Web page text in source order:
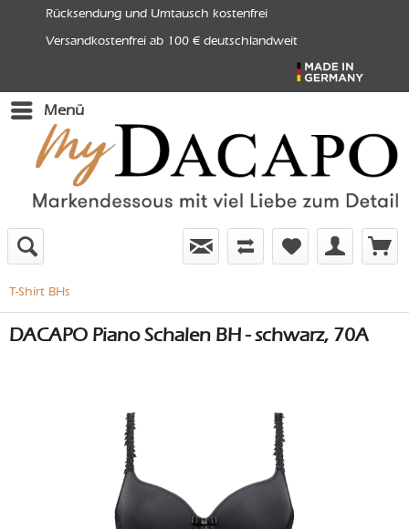
Rücksendung und Umtausch kostenfrei
Versandkostenfrei ab 100 € deutschlandweit
Menü
T-Shirt BHs
DACAPO Piano Schalen BH - schwarz, 70A